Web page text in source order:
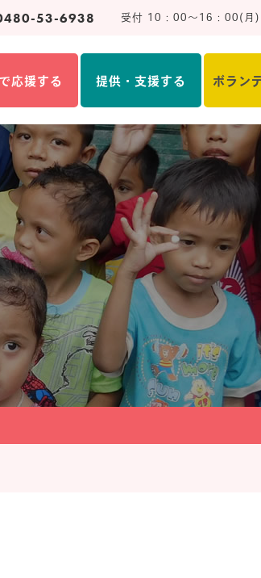
53-6938 受付 10：00～16：00(月
応援する 提供・支援する ボラン